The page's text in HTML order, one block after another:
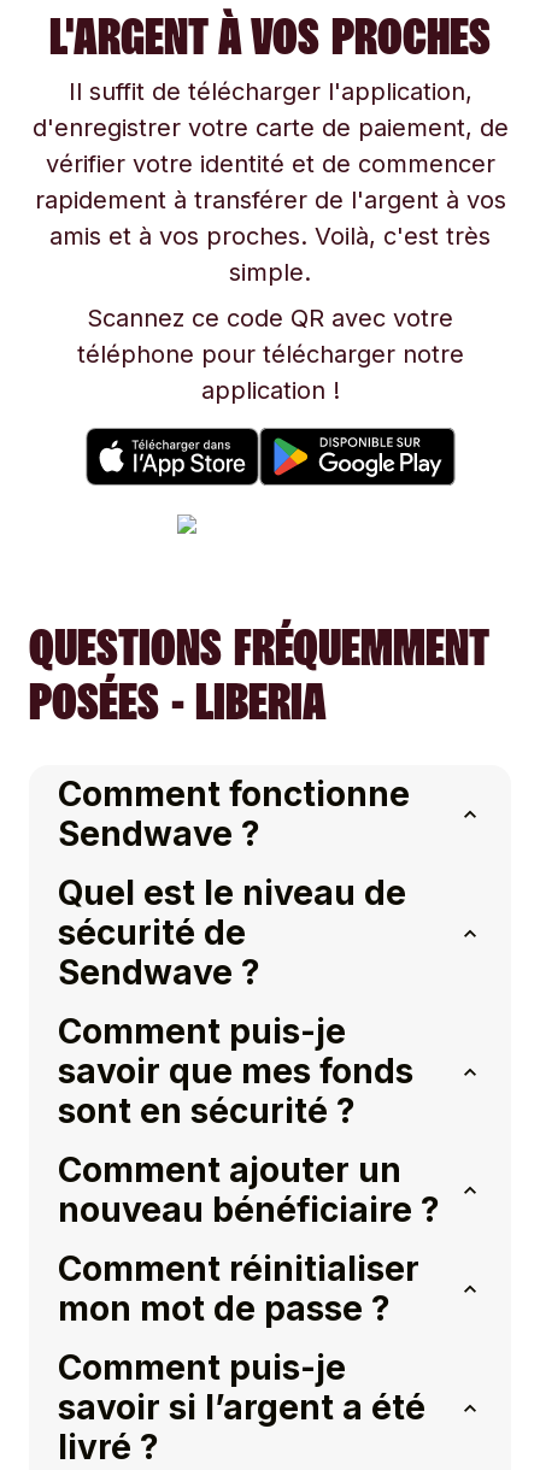
L'ARGENT À VOS PROCHES
Il suffit de télécharger l'application,
d'enregistrer votre carte de paiement, de
vérifier votre identité et de commencer
rapidement à transférer de l'argent à vos
amis et à vos proches. Voilà, c'est très
simple.
Scannez ce code QR avec votre
téléphone pour télécharger notre
application !
QUESTIONS FRÉQUEMMENT
POSÉES - LIBERIA
Comment fonctionne
Sendwave ?
Quel est le niveau de
sécurité de
Sendwave ?
Comment puis-je
savoir que mes fonds
sont en sécurité ?
Comment ajouter un
nouveau bénéficiaire ?
Comment réinitialiser
mon mot de passe ?
Comment puis-je
savoir si l’argent a été
livré ?